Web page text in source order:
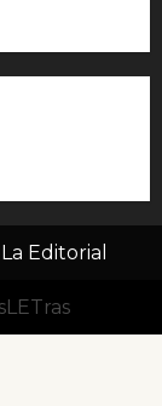
La Editorial